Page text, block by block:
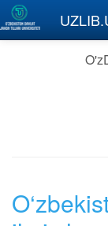
Skip to main content